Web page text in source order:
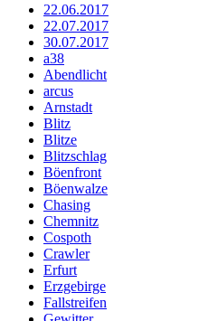
22.06.2017
22.07.2017
30.07.2017
a38
Abendlicht
arcus
Arnstadt
Blitz
Blitze
Blitzschlag
Böenfront
Böenwalze
Chasing
Chemnitz
Cospoth
Crawler
Erfurt
Erzgebirge
Fallstreifen